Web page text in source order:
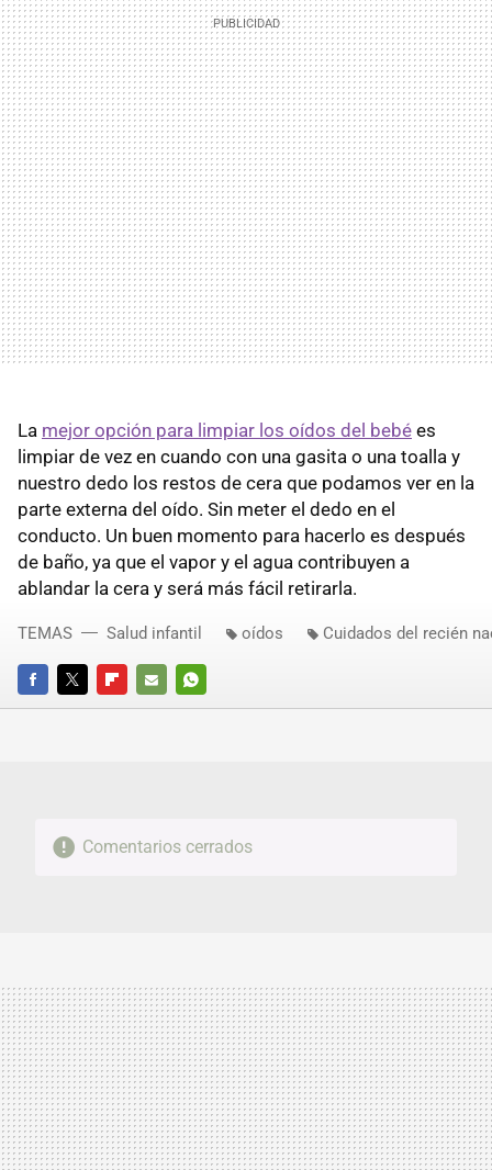
La mejor opción para limpiar los oídos del bebé es
limpiar de vez en cuando con una gasita o una toalla y
nuestro dedo los restos de cera que podamos ver en la
parte externa del oído. Sin meter el dedo en el
conducto. Un buen momento para hacerlo es después
de baño, ya que el vapor y el agua contribuyen a
ablandar la cera y será más fácil retirarla.
FACEBOOKTWITTERFLIPBOARD
E-
WHATSAPP
TEMAS Salud infantil oídos Cuidados del recién
Comentarios cerrados